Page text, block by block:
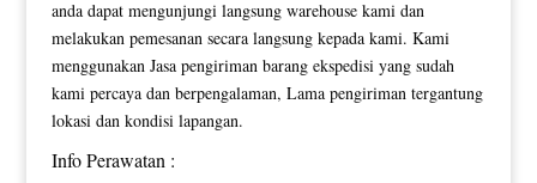
anda dapat mengunjungi langsung warehouse kami dan
melakukan pemesanan secara langsung kepada kami. Kami
menggunakan Jasa pengiriman barang ekspedisi yang sudah
kami percaya dan berpengalaman, Lama pengiriman tergantung
lokasi dan kondisi lapangan.
Info Perawatan :